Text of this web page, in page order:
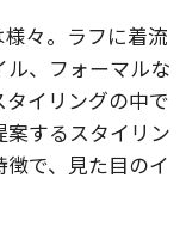
々。ラフに着流
ル、フォーマルな
イリングの中で
案するスタイリン
で、見た目のイ